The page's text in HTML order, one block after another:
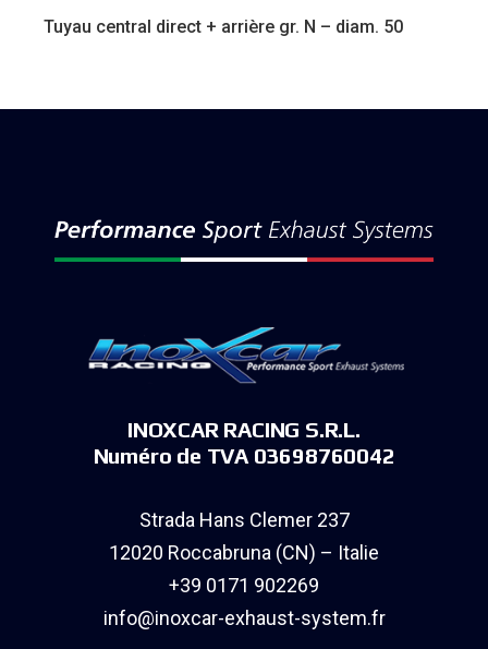
Tuyau central direct + arrière gr. N – diam. 50
INOXCAR RACING S.R.L.
Numéro de TVA 03698760042
Strada Hans Clemer 237
12020 Roccabruna (CN) – Italie
+39 0171 902269
info@inoxcar-exhaust-system.fr